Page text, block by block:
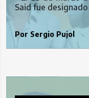
Said fue
Por Sergio Pujol